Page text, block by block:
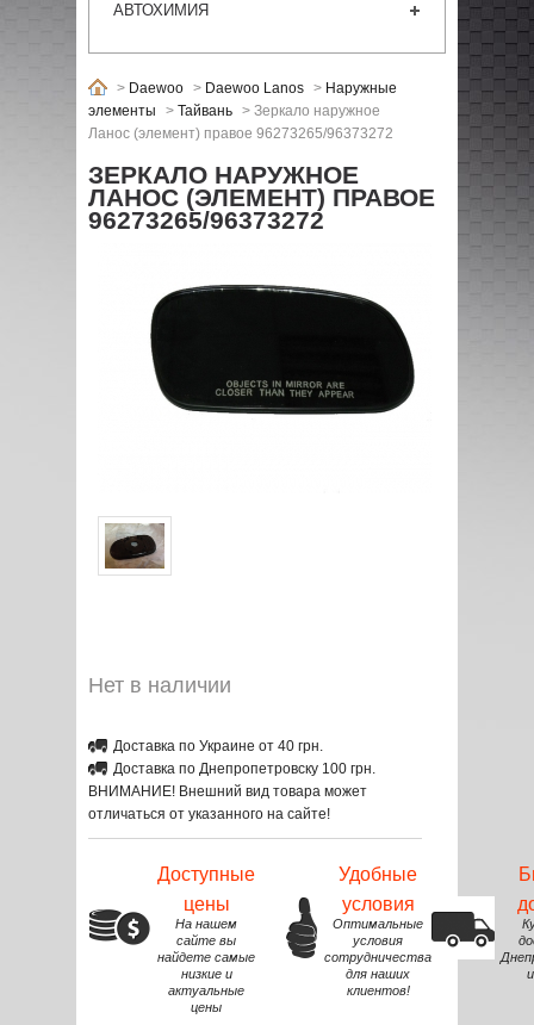
АВТОХИМИЯ
> Daewoo > Daewoo Lanos > Наружные
элементы
> Тайвань > Зеркало наружное
Ланос (элемент) правое 96273265/96373272
ЗЕРКАЛО НАРУЖНОЕ
ЛАНОС (ЭЛЕМЕНТ) ПРАВОЕ
96273265/96373272
Нет в наличии
Доставка по Украине от 40 грн.
Доставка по Днепропетровску 100 грн.
ВНИМАНИЕ! Внешний вид товара может
отличаться от указанного на сайте!
Доступные
цены
На нашем
сайте вы
найдете самые
низкие и
актуальные
цены
Удобные
условия
Оптимальные
условия
сотрудничества
для наших
клиентов!